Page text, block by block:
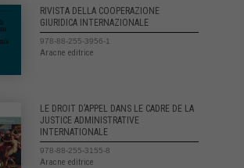
RIVISTA DELLA COOPERAZIONE
GIURIDICA INTERNAZIONALE
978-88-255-3956-1
Aracne editrice
LE DROIT D’APPEL DANS LE CADRE DE LA
JUSTICE ADMINISTRATIVE
INTERNATIONALE
978-88-255-3155-8
Aracne editrice